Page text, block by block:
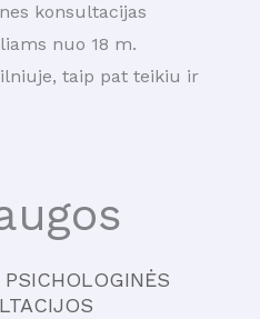
konsultacijas
nuo 18 m.
taip pat teikiu ir